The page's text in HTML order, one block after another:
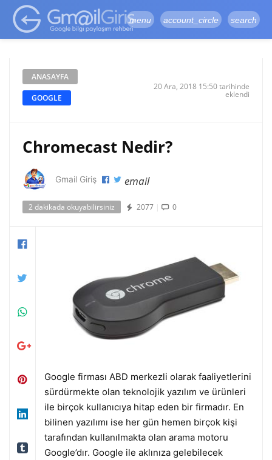
google-site-
verification=vqSI0upH550kabR5X8xpjMYieaXmuBueYgCJBW3uetM
menu account_circle search
ANASAYFA
GOOGLE
20 Ara, 2018 15:50 tarihinde
eklendi
Chromecast Nedir?
Gmail Giriş email
2 dakikada okuyabilirsiniz 2077 | 0
Google firması ABD merkezli olarak faaliyetlerini
sürdürmekte olan teknolojik yazılım ve ürünleri
ile birçok kullanıcıya hitap eden bir firmadır. En
bilinen yazılımı ise her gün hemen birçok kişi
tarafından kullanılmakta olan arama motoru
Google’dır. Google ile aklınıza gelebilecek